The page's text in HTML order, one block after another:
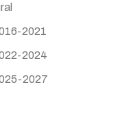
2021
2024
2027